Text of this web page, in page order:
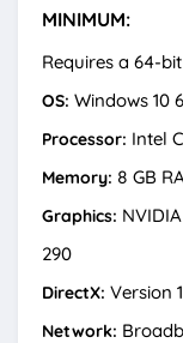
MINIMUM:
Requires a 64-
OS: Windows 10
Processor: Intel
Memory: 8 GB
Graphics:
290
DirectX: Version
Network: